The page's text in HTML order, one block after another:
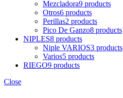
Mezcladora9 products
Otros6 products
Perillas2 products
Pico De Ganzo8 products
NIPLES8 products
Niple VARIOS3 products
Varios5 products
RIEGO9 products
Close